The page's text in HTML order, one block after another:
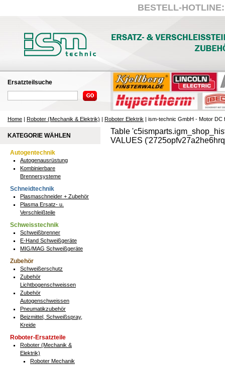
BESTELL-
Ersatzteilsuche
Home | Roboter (Mechanik & Elektrik) | Roboter Elektrik | ism-technic GmbH - Motor DC
KATEGORIE WÄHLEN
Autogentechnik
Autogenausrüstung
Kombinierbare
Brennersysteme
Schneidtechnik
Plasmaschneider + Zubehör
Plasma Ersatz- u.
Verschleißteile
Schweisstechnik
Schweißbrenner
E-Hand Schweißgeräte
MIG/MAG Schweißgeräte
Zubehör
Schweißerschutz
Zubehör
Lichtbogenschweissen
Zubehör
Autogenschweissen
Pneumatikzubehör
Beizmittel, Schweißspray,
Kreide
Roboter-Ersatzteile
Roboter (Mechanik &
Elektrik)
Roboter Mechanik
Table
VALUES